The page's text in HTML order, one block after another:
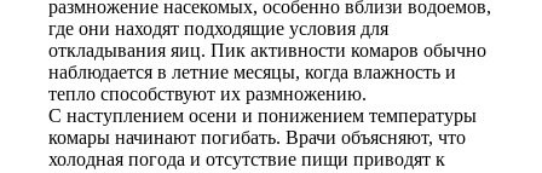
размножение насекомых, особенно вблизи водоемов,
где они находят подходящие условия для
откладывания яиц. Пик активности комаров обычно
наблюдается в летние месяцы, когда влажность и
тепло способствуют их размножению.
С наступлением осени и понижением температуры
комары начинают погибать. Врачи объясняют, что
холодная погода и отсутствие пищи приводят к